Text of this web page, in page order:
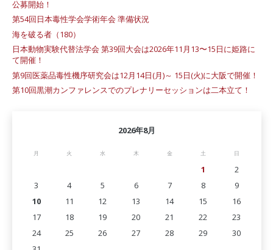
公募開始！
第54回日本毒性学会学術年会 準備状況
海を破る者（180）
日本動物実験代替法学会 第39回大会は2026年11月13〜15日に姫路に
て開催！
第9回医薬品毒性機序研究会は12月14日(月)～ 15日(火)に大阪で開催！
第10回黒潮カンファレンスでのプレナリーセッションは二本立て！
2026年8月
月 火 水 木 金 土 日
1
2
3
4 5 6 7 8
9
10
11 12 13 14 15
16
17
18 19 20 21 22
23
24
25 26 27 28 29
30